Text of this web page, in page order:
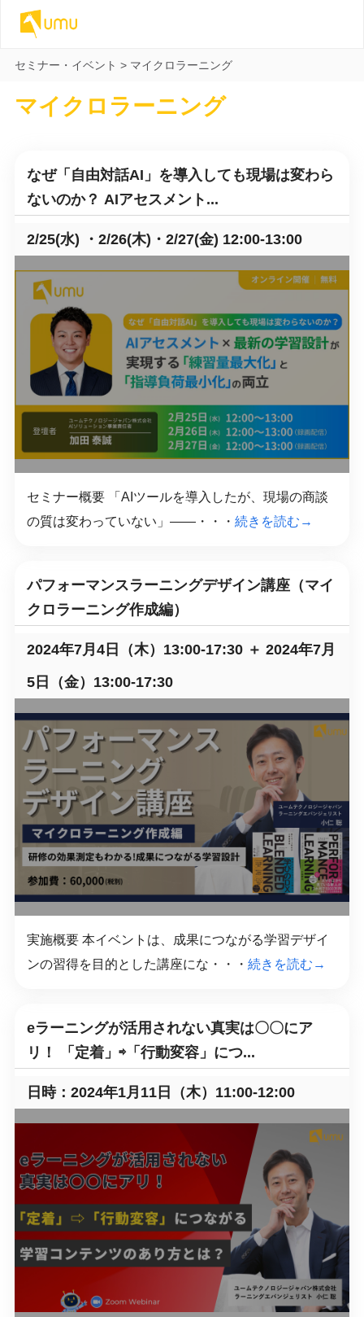
セミナー・イベント > マイクロラーニング
マイクロラーニング
なぜ「自由対話AI」を導入しても現場は変わら
ないのか？ AIアセスメント...
2/25(水) ・2/26(木)・2/27(金) 12:00-13:00
セミナー概要 「AIツールを導入したが、現場の商談
の質は変わっていない」――・・・ 続きを読む→
パフォーマンスラーニングデザイン講座（マイ
クロラーニング作成編）
2024年7月4日（木）13:00-17:30 ＋ 2024年7月
5日（金）13:00-17:30
実施概要 本イベントは、成果につながる学習デザイ
ンの習得を目的とした講座にな・・・ 続きを読む→
eラーニングが活用されない真実は〇〇にア
リ！ 「定着」⇨「行動変容」につ...
日時：2024年1月11日（木）11:00-12:00